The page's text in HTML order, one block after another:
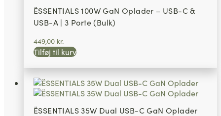
ËSSENTIALS 100W GaN Oplader – USB-C &
USB-A | 3 Porte (Bulk)
449,00 kr.
Tilføj til kurv
ËSSENTIALS 35W Dual USB-C GaN Oplader